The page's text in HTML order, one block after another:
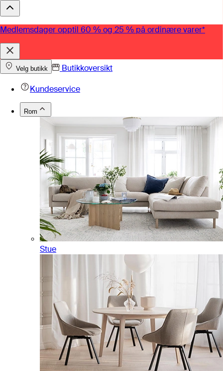
Medlemsdager opptil 60 % og 25 % på ordinære varer*
Velg butikk
Butikkoversikt
Kundeservice
Rom
Stue